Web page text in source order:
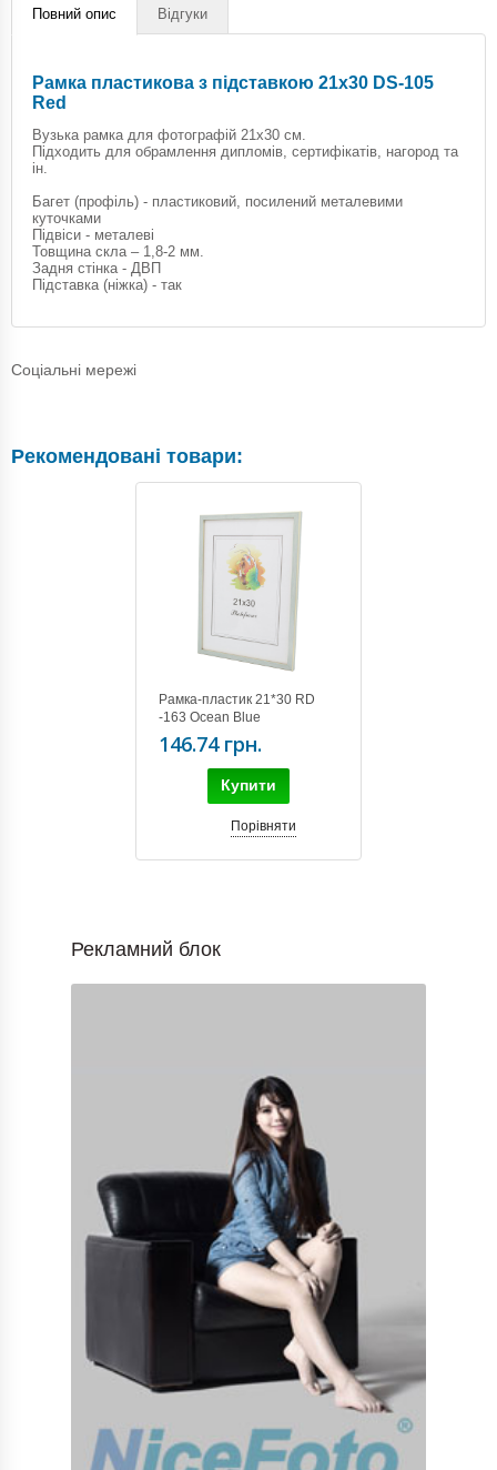
Повний опис Відгуки
Рамка пластикова з підставкою 21х30 DS-105
Red
Вузька рамка для фотографій 21х30 см.
Підходить для обрамлення дипломів, сертифікатів, нагород та
ін.
Багет (профіль) - пластиковий, посилений металевими
куточками
Підвіси - металеві
Товщина скла – 1,8-2 мм.
Задня стінка - ДВП
Підставка (ніжка) - так
Соціальні мережі
Рекомендовані товари:
Рамка-пластик 21*30 RD
-163 Ocean Blue
146.74 грн.
Купити
Порівняти
Рекламний блок